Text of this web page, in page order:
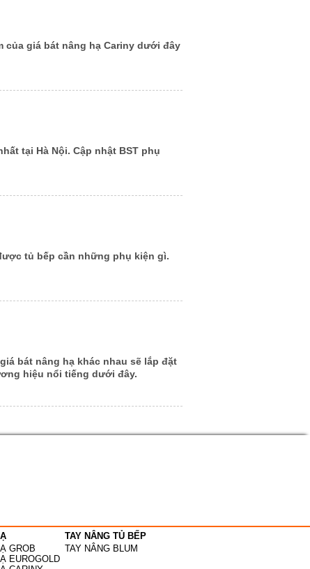
của giá bát nâng hạ Cariny dưới đây
tại Hà Nội. Cập nhật BST phụ
tủ bếp cần những phụ kiện gì.
bát nâng hạ khác nhau sẽ lắp đặt
hiệu nổi tiếng dưới đây.
GROB
EUROGOLD
TAY NÂNG TỦ BẾP
TAY NÂNG BLUM